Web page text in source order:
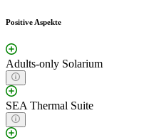
Positive Aspekte
Adults-only Solarium
SEA Thermal Suite